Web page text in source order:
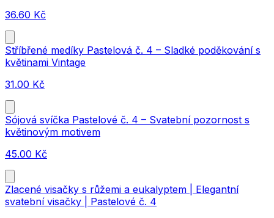
36.60 Kč
Stříbřené medíky Pastelová č. 4 – Sladké poděkování s
květinami Vintage
31.00 Kč
Sójová svíčka Pastelové č. 4 – Svatební pozornost s
květinovým motivem
45.00 Kč
Zlacené visačky s růžemi a eukalyptem | Elegantní
svatební visačky | Pastelové č. 4